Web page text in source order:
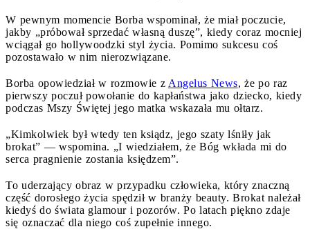
W pewnym momencie Borba wspominał, że miał poczucie,
jakby „próbował sprzedać własną duszę”, kiedy coraz mocniej
wciągał go hollywoodzki styl życia. Pomimo sukcesu coś
pozostawało w nim nierozwiązane.
Borba opowiedział w rozmowie z Angelus News, że po raz
pierwszy poczuł powołanie do kapłaństwa jako dziecko, kiedy
podczas Mszy Świętej jego matka wskazała mu ołtarz.
„Kimkolwiek był wtedy ten ksiądz, jego szaty lśniły jak
brokat” — wspomina. „I wiedziałem, że Bóg wkłada mi do
serca pragnienie zostania księdzem”.
To uderzający obraz w przypadku człowieka, który znaczną
część dorosłego życia spędził w branży beauty. Brokat należał
kiedyś do świata glamour i pozorów. Po latach piękno zdaje
się oznaczać dla niego coś zupełnie innego.